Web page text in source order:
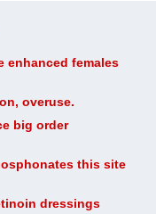
enhanced females
overuse.
big order
this site
dressings